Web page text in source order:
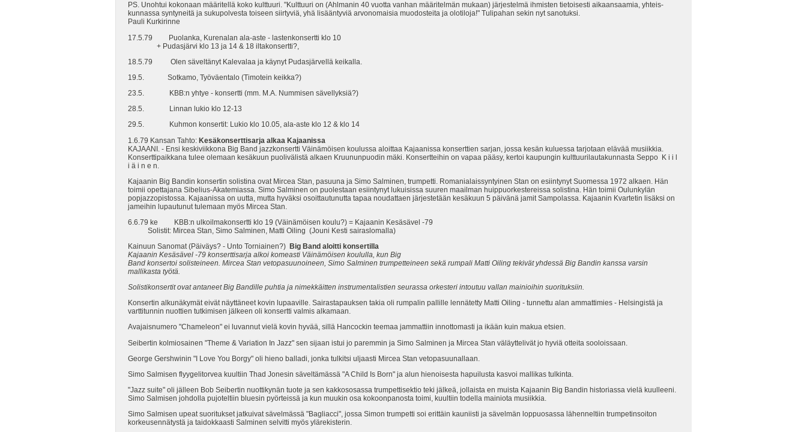
PS. Unohtui kokonaan määritellä koko kulttuuri. "Kulttuuri on (Ahlmanin 40 vuotta vanhan määritelmän mukaan) järjestelmä ihmisten tietoisesti aikaansaamia, yhteis-
kunnassa syntyneitä ja sukupolvesta toiseen siirtyviä, yhä lisääntyviä arvonomaisia muodosteita ja olotiloja!" Tulipahan sekin nyt sanotuksi.
Pauli Kurkirinne
17.5.79 Puolanka, Kurenalan ala-aste - lastenkonsertti klo 10
+ Pudasjärvi klo 13 ja 14 & 18 iltakonsertti?,
18.5.79 Olen säveltänyt Kalevalaa ja käynyt Pudasjärvellä keikalla.
19.5. Sotkamo, Työväentalo (Timotein keikka?)
23.5. KBB:n yhtye - konsertti (mm. M.A. Nummisen sävellyksiä?)
28.5. Linnan lukio klo 12-13
29.5. Kuhmon konsertit: Lukio klo 10.05, ala-aste klo 12 & klo 14
1.6.79 Kansan Tahto: Kesäkonserttisarja alkaa Kajaanissa
KAJAANI. - Ensi keskiviikkona Big Band jazzkonsertti Väinämöisen koulussa aloittaa Kajaanissa konserttien sarjan, jossa kesän kuluessa tarjotaan elävää musiikkia.
Konserttipaikkana tulee olemaan kesäkuun puolivälistä alkaen Kruununpuodin mäki. Konsertteihin on vapaa pääsy, kertoi kaupungin kulttuurilautakunnasta Seppo K i i l
i ä i n e n.
Kajaanin Big Bandin konsertin solistina ovat Mircea Stan, pasuuna ja Simo Salminen, trumpetti. Romanialaissyntyinen Stan on esiintynyt Suomessa 1972 alkaen. Hän
toimii opettajana Sibelius-Akatemiassa. Simo Salminen on puolestaan esiintynyt lukuisissa suuren maailman huippuorkestereissa solistina. Hän toimii Oulunkylän
popjazzopistossa. Kajaanissa on uutta, mutta hyväksi osoittautunutta tapaa noudattaen järjestetään kesäkuun 5 päivänä jamit Sampolassa. Kajaanin Kvartetin lisäksi on
jameihin lupautunut tulemaan myös Mircea Stan.
6.6.79 ke KBB:n ulkoilmakonsertti klo 19 (Väinämöisen koulu?) = Kajaanin Kesäsävel -79
Solistit: Mircea Stan, Simo Salminen, Matti Oiling (Jouni Kesti sairaslomalla)
Kainuun Sanomat (Päiväys? - Unto Torniainen?) Big Band aloitti konsertilla
Kajaanin Kesäsävel -79 konserttisarja alkoi komeasti Väinämöisen koululla, kun Big
Band konsertoi solisteineen. Mircea Stan vetopasuunoineen, Simo Salminen trumpetteineen sekä rumpali Matti Oiling tekivät yhdessä Big Bandin kanssa varsin
mallikasta työtä.
Solistikonsertit ovat antaneet Big Bandille puhtia ja nimekkäitten instrumentalistien seurassa orkesteri intoutuu vallan mainioihin suorituksiin.
Konsertin alkunäkymät eivät näyttäneet kovin lupaaville. Sairastapauksen takia oli rumpalin pallille lennätetty Matti Oiling - tunnettu alan ammattimies - Helsingistä ja
varttitunnin nuottien tutkimisen jälkeen oli konsertti valmis alkamaan.
Avajaisnumero "Chameleon" ei luvannut vielä kovin hyvää, sillä Hancockin teemaa jammattiin innottomasti ja ikään kuin makua etsien.
Seibertin kolmiosainen "Theme & Variation In Jazz" sen sijaan istui jo paremmin ja Simo Salminen ja Mircea Stan väläyttelivät jo hyviä otteita sooloissaan.
George Gershwinin "I Love You Borgy" oli hieno balladi, jonka tulkitsi uljaasti Mircea Stan vetopasuunallaan.
Simo Salmisen flyygelitorvea kuultiin Thad Jonesin säveltämässä "A Child Is Born" ja alun hienoisesta hapuilusta kasvoi mallikas tulkinta.
"Jazz suite" oli jälleen Bob Seibertin nuottikynän tuote ja sen kakkososassa trumpettisektio teki jälkeä, jollaista en muista Kajaanin Big Bandin historiassa vielä kuulleeni.
Simo Salmisen johdolla pujoteltiin bluesin pyörteissä ja kun muukin osa kokoonpanosta toimi, kuultiin todella mainiota musiikkia.
Simo Salmisen upeat suoritukset jatkuivat sävelmässä "Bagliacci", jossa Simon trumpetti soi erittäin kauniisti ja sävelmän loppuosassa lähenneltiin trumpetinsoiton
korkeusennätystä ja taidokkaasti Salminen selvitti myös ylärekisterin.